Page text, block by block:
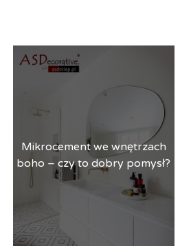
Mikrocement we wnętrzach
boho – czy to dobry pomysł?